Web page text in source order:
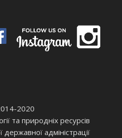
2020
та природніх ресурсів
державної адміністрації